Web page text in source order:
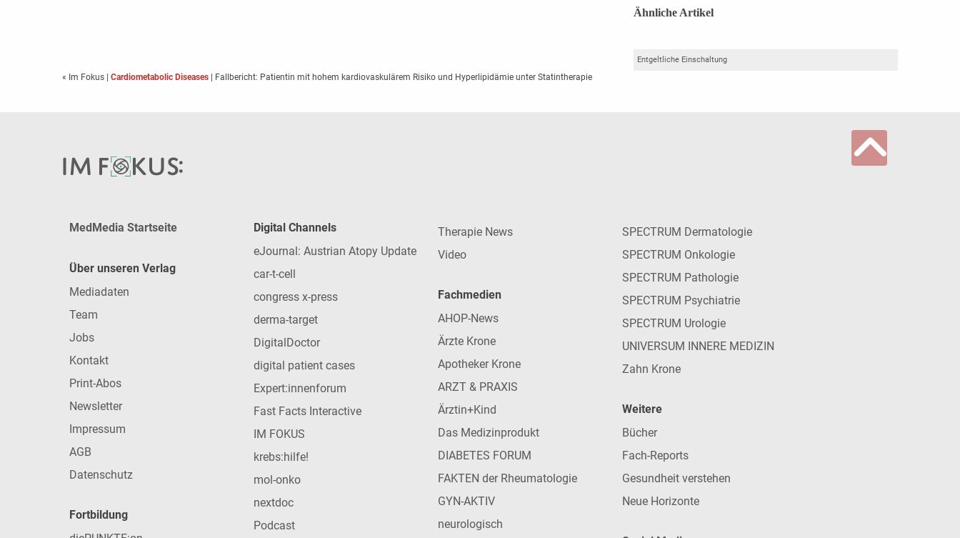
Ähnliche Artikel
Entgeltliche Einschaltung
« Im Fokus Cardiometabolic Diseases | Fallbericht: Patientin mit hohem kardiovaskulärem Risiko und Hyperlipidämie unter Statintherapie
MedMedia Startseite
Über unseren Verlag
Mediadaten
Team
Jobs
Kontakt
Print-Abos
Newsletter
Impressum
AGB
Datenschutz
Fortbildung
Digital Channels
eJournal: Austrian Atopy Update
car-t-cell
congress x-press
derma-target
DigitalDoctor
digital patient cases
Expert:innenforum
Fast Facts Interactive
IM FOKUS
krebs:hilfe!
mol-onko
nextdoc
Podcast
Therapie News
Video
Fachmedien
AHOP-News
Ärzte Krone
Apotheker Krone
ARZT & PRAXIS
Ärztin+Kind
Das Medizinprodukt
DIABETES FORUM
FAKTEN der Rheumatologie
GYN-AKTIV
neurologisch
SPECTRUM Dermatologie
SPECTRUM Onkologie
SPECTRUM Pathologie
SPECTRUM Psychiatrie
SPECTRUM Urologie
UNIVERSUM INNERE MEDIZIN
Zahn Krone
Weitere
Bücher
Fach-Reports
Gesundheit verstehen
Neue Horizonte